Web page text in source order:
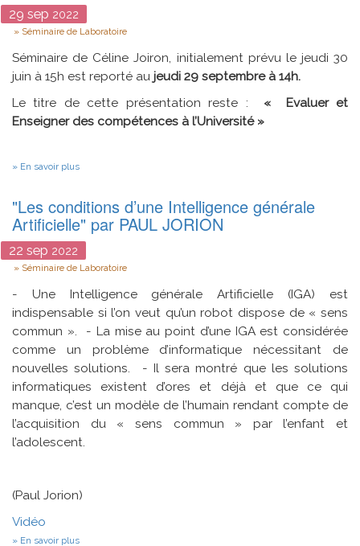
29 sep 2022
Type
Séminaire de Laboratoire
Séminaire de Céline Joiron, initialement prévu le jeudi 30
juin à 15h est reporté au jeudi 29 septembre à 14h.
Le titre de cette présentation reste : « Evaluer et
Enseigner des compétences à l’Université »
En savoir plus
et
Enseigner
des
compétences
l’Université
"Les conditions d’une Intelligence générale
Artificielle" par PAUL JORION
22 sep 2022
Type
Séminaire de Laboratoire
- Une Intelligence générale Artificielle (IGA) est
indispensable si l’on veut qu’un robot dispose de « sens
commun ».
- La mise au point d’une IGA est considérée
comme un problème d’informatique nécessitant de
nouvelles solutions.
- Il sera montré que les solutions
informatiques existent d’ores et déjà et que ce qui
manque, c’est un modèle de l’humain rendant compte de
l’acquisition du « sens commun » par l’enfant et
l’adolescent.
(Paul Jorion)
Vidéo
En savoir plus